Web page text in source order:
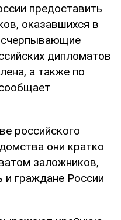
предоставить
оказавшихся в
дипломатов
а также по
российского
они кратко
заложников,
и граждане России